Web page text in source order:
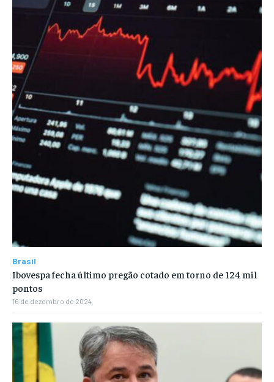
Brasil
Ibovespa fecha último pregão cotado em torno de 124 mil
pontos
16 de dezembro de 2024